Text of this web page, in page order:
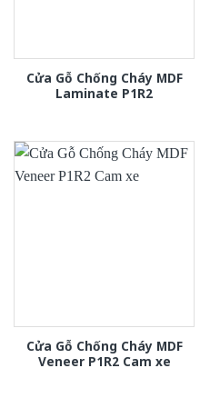
Cửa Gỗ Chống Cháy MDF
Laminate P1R2
Cửa Gỗ Chống Cháy MDF
Veneer P1R2 Cam xe